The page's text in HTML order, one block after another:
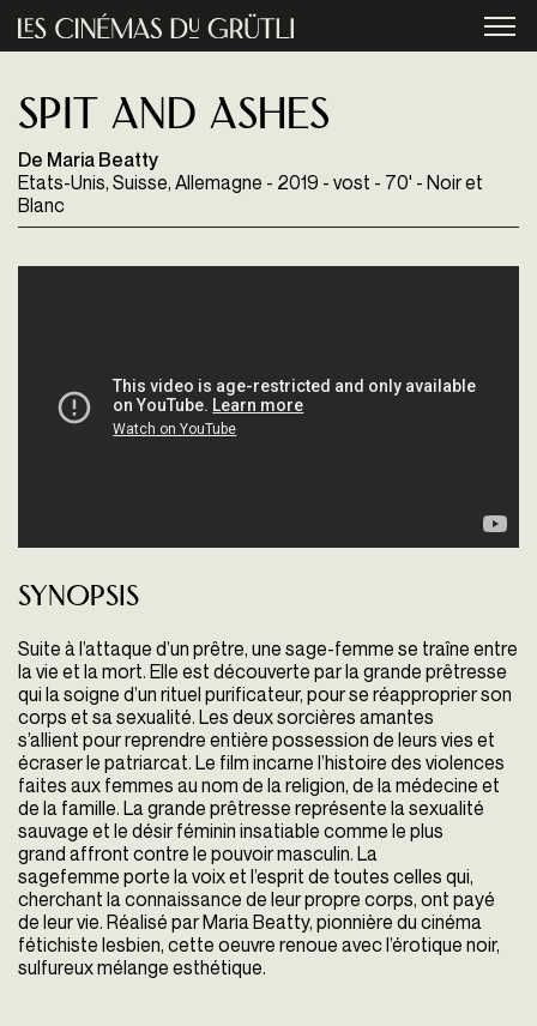
Aller au contenu principal
Spit and ashes
De Maria Beatty
Etats-Unis, Suisse, Allemagne - 2019 - vost - 70' - Noir et
Blanc
Synopsis
Suite à l’attaque d’un prêtre, une sage-femme se traîne entre
la vie et la mort. Elle est découverte par la grande prêtresse
qui la soigne d’un rituel purificateur, pour se réapproprier son
corps et sa sexualité. Les deux sorcières amantes
s’allient pour reprendre entière possession de leurs vies et
écraser le patriarcat. Le film incarne l’histoire des violences
faites aux femmes au nom de la religion, de la médecine et
de la famille. La grande prêtresse représente la sexualité
sauvage et le désir féminin insatiable comme le plus
grand affront contre le pouvoir masculin. La
sagefemme porte la voix et l’esprit de toutes celles qui,
cherchant la connaissance de leur propre corps, ont payé
de leur vie. Réalisé par Maria Beatty, pionnière du cinéma
fétichiste lesbien, cette oeuvre renoue avec l’érotique noir,
sulfureux mélange esthétique.